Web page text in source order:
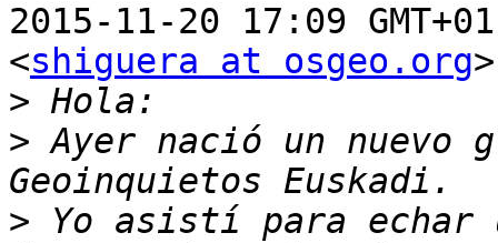
2015-11-20 17:09
<shiguera at osgeo.org
>
> Ayer nació un nuevo
> Yo asistí para echar